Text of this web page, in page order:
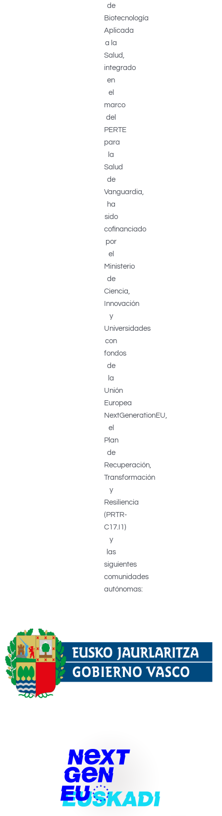
de
Biotecnología
Aplicada
a la
Salud,
integrado
en
el
marco
del
PERTE
para
la
Salud
de
Vanguardia,
ha
sido
cofinanciado
por
el
Ministerio
de
Ciencia,
Innovación
y
Universidades
con
fondos
de
la
Unión
Europea
NextGenerationEU,
el
Plan
de
Recuperación,
Transformación
y
Resiliencia
(PRTR-
C17.I1)
y
las
siguientes
comunidades
autónomas: